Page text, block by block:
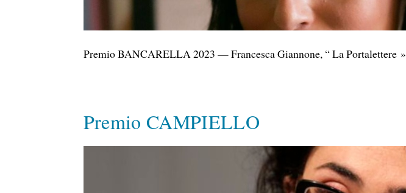
Premio BANCARELLA 2023 — Francesca Giannone, “ La Portalettere »
Premio CAMPIELLO